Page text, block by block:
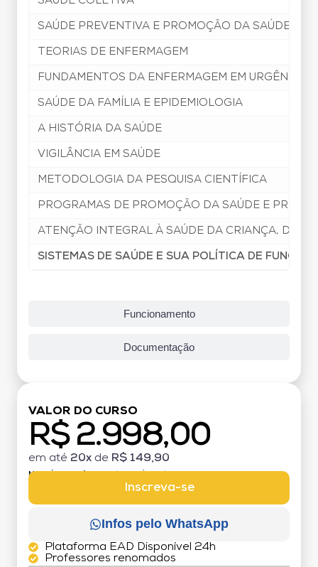
Funcionamento
Documentação
SAÚDE PREVENTIVA E PROMOÇÃO DA SAÚDE
TEORIAS DE ENFERMAGEM
FUNDAMENTOS DA ENFERMAGEM EM URGÊNCIA
SAÚDE DA FAMÍLIA E EPIDEMIOLOGIA
A HISTÓRIA DA SAÚDE
VIGILÂNCIA EM SAÚDE
METODOLOGIA DA PESQUISA CIENTÍFICA
PROGRAMAS DE PROMOÇÃO DA SAÚDE E
ATENÇÃO INTEGRAL À SAÚDE DA CRIANÇA, DO
SISTEMAS DE SAÚDE E SUA POLÍTICA DE
VALOR DO CURSO
R$ 2.998,00
em até 20x de R$ 149,90
MATRÍCULA:
Inscreva-se
Infos pelo WhatsApp
Plataforma EAD Disponível 24h
Professores renomados